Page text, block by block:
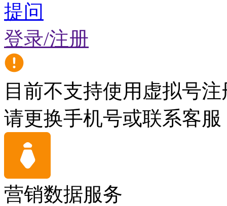
提问
登录/注册
目前不支持使用虚拟号注
请更换手机号或联系客服
营销数据服务